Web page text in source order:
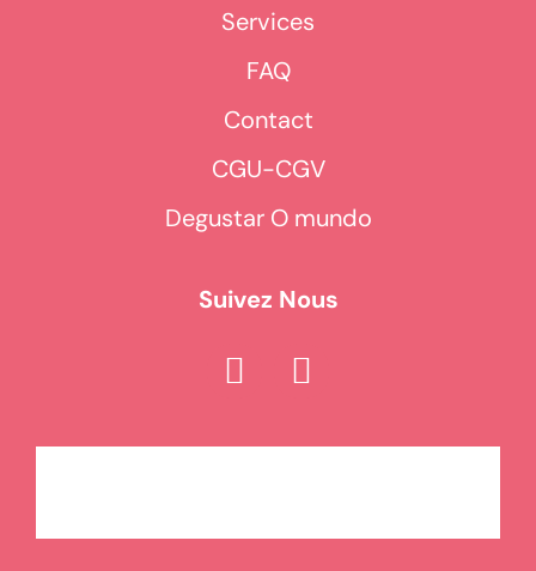
Services
FAQ
Contact
CGU-CGV
Degustar O mundo
Suivez Nous